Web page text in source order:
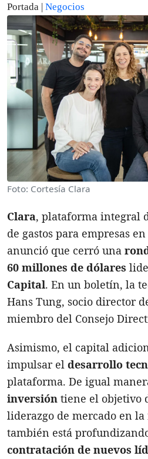
Portada | Negocios
Foto: Cortesía Clara
Clara, plataforma integral
de gastos para empresas
anunció que cerró una
60 millones de dólares
Capital. En un boletín, la
Hans Tung, socio director
miembro del Consejo
Asimismo, el capital
impulsar el desarrollo
plataforma. De igual
inversión tiene el objetivo
liderazgo de mercado en la
también está
contratación de nuevos